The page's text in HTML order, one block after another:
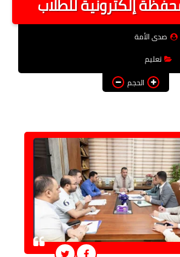
فن وثقافة
توك شو
المزيد
إلكترونية للطلاب
صدى الأمة
تعليم
الحجم